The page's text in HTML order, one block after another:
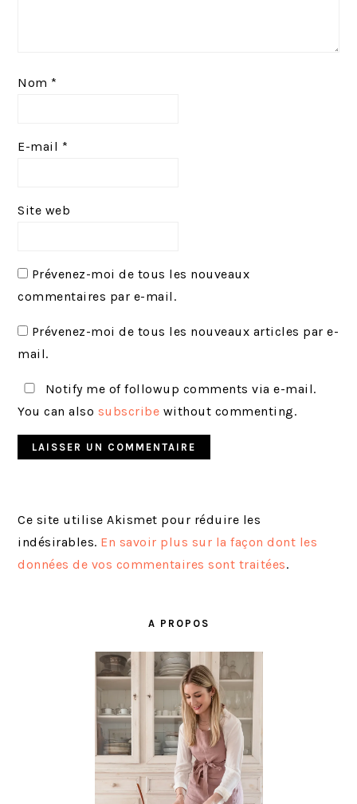
Nom *
E-mail *
Site web
Prévenez-moi de tous les nouveaux
commentaires par e-mail.
Prévenez-moi de tous les nouveaux articles par e-
mail.
Notify me of followup comments via e-mail.
You can also subscribe without commenting.
Ce site utilise Akismet pour réduire les
indésirables. En savoir plus sur la façon dont les
données de vos commentaires sont traitées.
A PROPOS